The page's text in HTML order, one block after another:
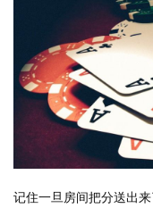
记住一旦房间把分送出